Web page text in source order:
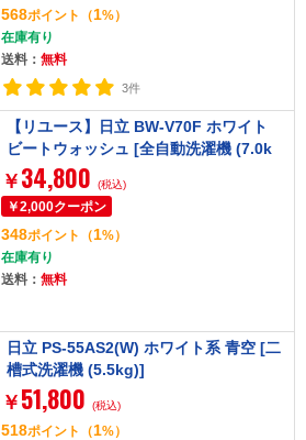
568ポイント （1%）
在庫有り
送料： 無料
3件
【リユース】日立 BW-V70F ホワイト
ビートウォッシュ [全自動洗濯機 (7.0k
g)] [2020～2021年製]
￥ 34,800 (税込)
348ポイント （1%）
在庫有り
送料： 無料
日立 PS-55AS2(W) ホワイト系 青空 [二
槽式洗濯機 (5.5kg)]
￥ 51,800 (税込)
518ポイント （1%）